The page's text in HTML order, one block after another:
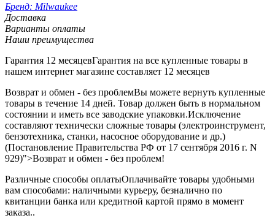
Бренд: Milwaukee
Доставка
Варианты оплаты
Наши преимущества
Гарантия 12 месяцевГарантия на все купленные товары в
нашем интернет магазине составляет 12 месяцев
Возврат и обмен - без проблемВы можете вернуть купленные
товары в течение 14 дней. Товар должен быть в нормальном
состоянии и иметь все заводские упаковки.Исключение
составляют технически сложные товары (электроинструмент,
бензотехника, станки, насосное оборудование и др.)
(Постановление Правительства РФ от 17 сентября 2016 г. N
929)">Возврат и обмен - без проблем!
Различные способы оплатыОплачивайте товары удобными
вам способами: наличными курьеру, безналично по
квитанции банка или кредитной картой прямо в момент
заказа..